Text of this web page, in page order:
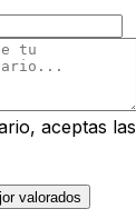
aceptas las
valorados